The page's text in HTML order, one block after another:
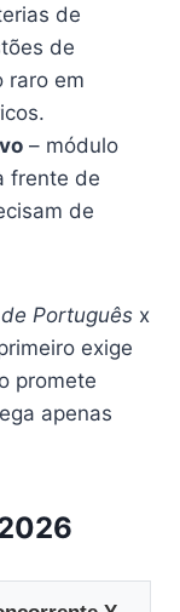
de
de
raro em
– módulo
frente de
de
Português x
exige
promete
apenas